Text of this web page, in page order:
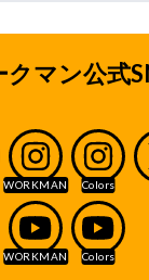
クマン公式